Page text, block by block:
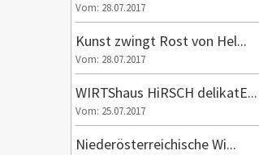
Vom: 28.07.2017
Kunst zwingt Rost von Hel...
Vom: 28.07.2017
WIRTShaus HiRSCH delikatE...
Vom: 25.07.2017
Niederösterreichische Wi...